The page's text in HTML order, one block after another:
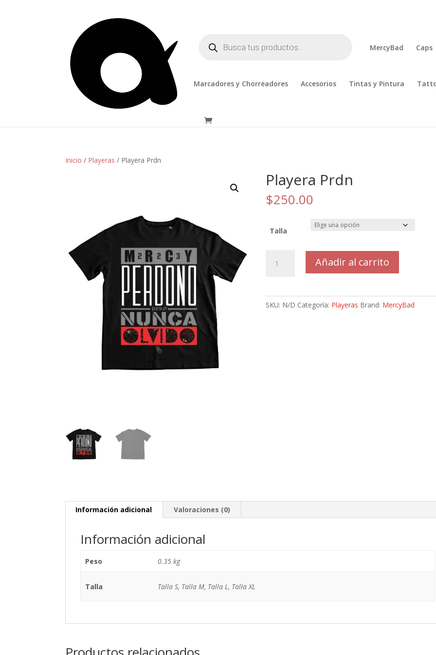
search MercyBad Caps
Marcadores y Chorreadores Accesorios Tintas y Pintura
Inicio / Playeras / Playera Prdn
Playera Prdn
$250.00
Talla
Prdn
Añadir al carrito
SKU: N/D Categoría: Playeras Brand: MercyBad
Información adicional Valoraciones (0)
Información adicional
Peso 0.35 kg
Talla Talla S, Talla M, Talla L, Talla XL